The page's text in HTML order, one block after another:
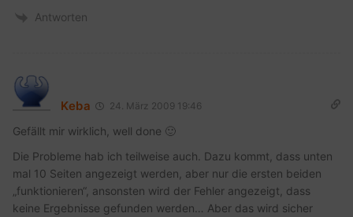
Antworten
Keba 24. März 2009 19:46
Gefällt mir wirklich, well done 🙂
Die Probleme hab ich teilweise auch. Dazu kommt, dass unten
mal 10 Seiten angezeigt werden, aber nur die ersten beiden
„funktionieren“, ansonsten wird der Fehler angezeigt, dass
keine Ergebnisse gefunden werden… Aber das wird sicher